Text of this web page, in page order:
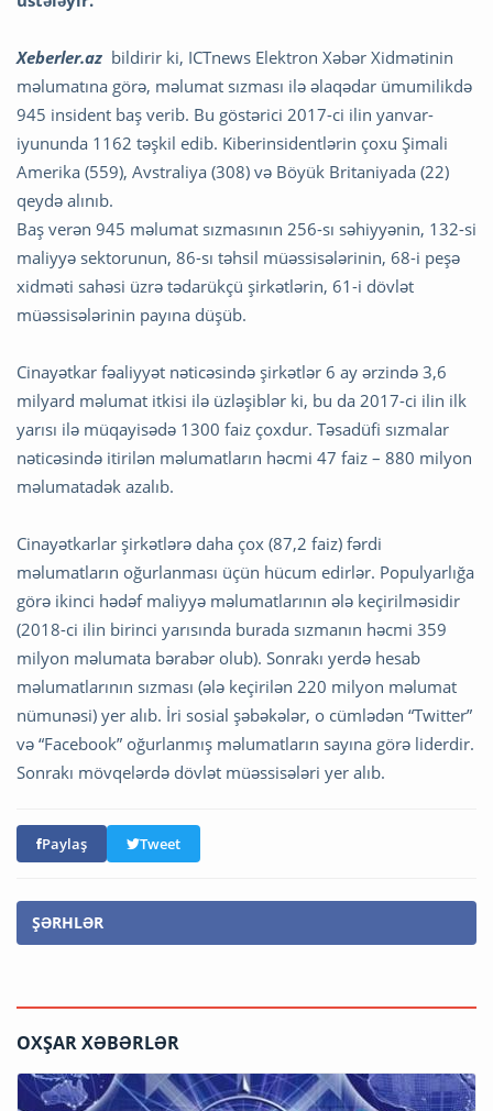
Xeberler.az bildirir ki, ICTnews Elektron Xəbər Xidmətinin
məlumatına görə, məlumat sızması ilə əlaqədar ümumilikdə
945 insident baş verib. Bu göstərici 2017-ci ilin yanvar-
iyununda 1162 təşkil edib. Kiberinsidentlərin çoxu Şimali
Amerika (559), Avstraliya (308) və Böyük Britaniyada (22)
qeydə alınıb.
Baş verən 945 məlumat sızmasının 256-sı səhiyyənin, 132-si
maliyyə sektorunun, 86-sı təhsil müəssisələrinin, 68-i peşə
xidməti sahəsi üzrə tədarükçü şirkətlərin, 61-i dövlət
müəssisələrinin payına düşüb.
Cinayətkar fəaliyyət nəticəsində şirkətlər 6 ay ərzində 3,6
milyard məlumat itkisi ilə üzləşiblər ki, bu da 2017-ci ilin ilk
yarısı ilə müqayisədə 1300 faiz çoxdur. Təsadüfi sızmalar
nəticəsində itirilən məlumatların həcmi 47 faiz – 880 milyon
məlumatadək azalıb.
Cinayətkarlar şirkətlərə daha çox (87,2 faiz) fərdi
məlumatların oğurlanması üçün hücum edirlər. Populyarlığa
görə ikinci hədəf maliyyə məlumatlarının ələ keçirilməsidir
(2018-ci ilin birinci yarısında burada sızmanın həcmi 359
milyon məlumata bərabər olub). Sonrakı yerdə hesab
məlumatlarının sızması (ələ keçirilən 220 milyon məlumat
nümunəsi) yer alıb. İri sosial şəbəkələr, o cümlədən “Twitter”
və “Facebook” oğurlanmış məlumatların sayına görə liderdir.
Sonrakı mövqelərdə dövlət müəssisələri yer alıb.
Paylaş Tweet
ŞƏRHLƏR
OXŞAR XƏBƏRLƏR